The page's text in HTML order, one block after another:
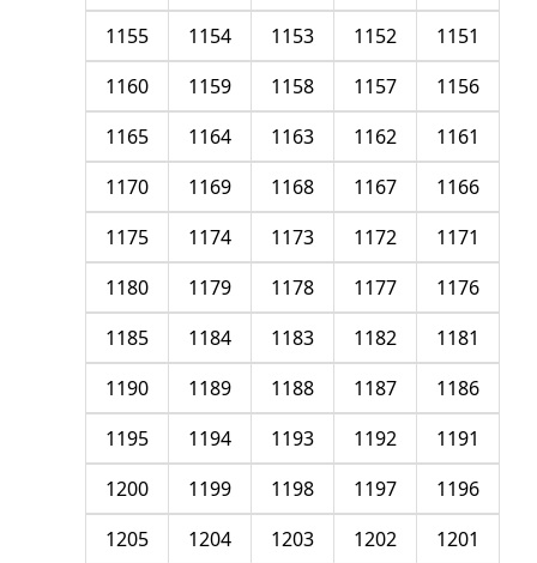
1151
1152
1153
1154
1155
1156
1157
1158
1159
1160
1161
1162
1163
1164
1165
1166
1167
1168
1169
1170
1171
1172
1173
1174
1175
1176
1177
1178
1179
1180
1181
1182
1183
1184
1185
1186
1187
1188
1189
1190
1191
1192
1193
1194
1195
1196
1197
1198
1199
1200
1201
1202
1203
1204
1205